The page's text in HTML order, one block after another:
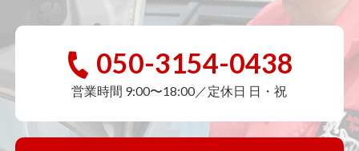
050-3154-0438
営業時間 9:00〜18:00／定休日 日・祝